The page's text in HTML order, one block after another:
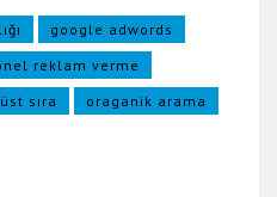
google adwords
reklam verme
sıra
oraganik arama